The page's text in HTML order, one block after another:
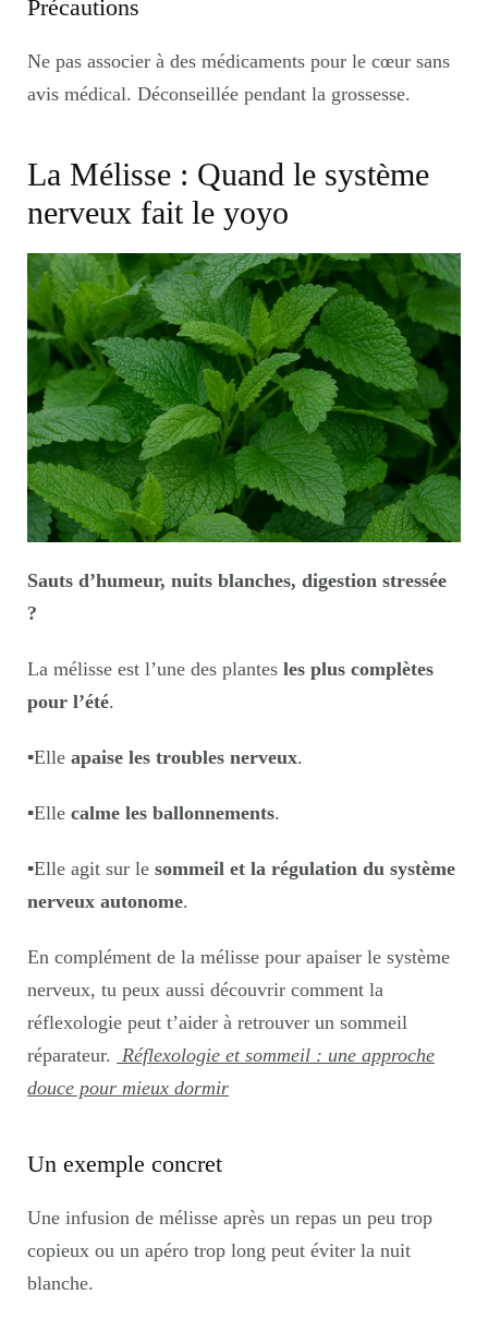
Précautions
Ne pas associer à des médicaments pour le cœur sans
avis médical. Déconseillée pendant la grossesse.
La Mélisse : Quand le système
nerveux fait le yoyo
Sauts d’humeur, nuits blanches, digestion stressée
?
La mélisse est l’une des plantes les plus complètes
pour l’été.
▪️Elle apaise les troubles nerveux.
▪️Elle calme les ballonnements.
▪️Elle agit sur le sommeil et la régulation du système
nerveux autonome.
En complément de la mélisse pour apaiser le système
nerveux, tu peux aussi découvrir comment la
réflexologie peut t’aider à retrouver un sommeil
réparateur. Réflexologie et sommeil : une approche
douce pour mieux dormir
Un exemple concret
Une infusion de mélisse après un repas un peu trop
copieux ou un apéro trop long peut éviter la nuit
blanche.